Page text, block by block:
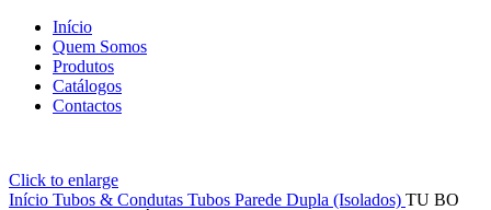
Início
Quem Somos
Produtos
Catálogos
Contactos
Click to enlarge
Início Tubos & Condutas Tubos Parede Dupla (Isolados) TU BO